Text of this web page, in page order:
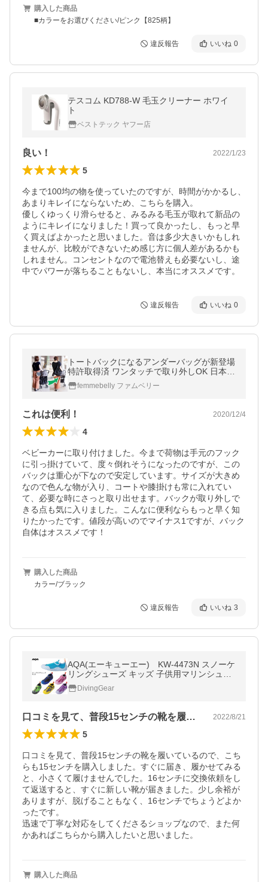
購入した商品
■カラーをお選びください/ピンク【825柄】
違反報告 いいね 0
テスコム KD788-W 毛玉クリーナー ホワイ
ト
ベストテック ヤフー店
良い！ 2022/1/23
5
今まで100均の物を使っていたのですが、時間がかかるし、
あまりキレイにならないため、こちらを購入。
優しくゆっくり滑らせると、みるみる毛玉が取れて新品の
ようにキレイになりました！買って良かったし、もっと早
く買えばよかったと思いました。音は多少大きいかもしれ
ませんが、比較ができないため感じ方に個人差があるかも
しれません。コンセントなので電池替えも必要ないし、途
中でパワーが落ちることもないし、本当にオススメです。
違反報告 いいね 0
トートバックになるアンダーバッグが新登場
特許取得済 ワンタッチで取り外しOK 日本製
ベビーカーアンダーバッグ 大容量 撥水
femmebelly ファムベリー
これは便利！ 2020/12/4
4
ベビーカーに取り付けました。今まで荷物は手元のフック
に引っ掛けていて、度々倒れそうになったのですが、この
バックは重心が下なので安定しています。サイズが大きめ
なので色んな物が入り、コートや膝掛けも常に入れてい
て、必要な時にさっと取り出せます。バックが取り外しで
きる点も気に入りました。こんなに便利ならもっと早く知
りたかったです。値段が高いのでマイナス1ですが、バック
自体はオススメです！
購入した商品
カラー/ブラック
違反報告 いいね 3
AQA(エーキューエー) KW-4473N スノーケ
リングシューズ キッズ 子供用マリンシュー
ズ スノーケリング 海水浴 磯遊び 潮干狩り
マリンレジャーにおススメ
DivingGear
口コミを見て、普段15センチの靴を履い… 2022/8/21
5
口コミを見て、普段15センチの靴を履いているので、こち
らも15センチを購入しました。すぐに届き、履かせてみる
と、小さくて履けませんでした。16センチに交換依頼をし
て返送すると、すぐに新しい靴が届きました。少し余裕が
ありますが、脱げることもなく、16センチでちょうどよか
ったです。
迅速で丁寧な対応をしてくださるショップなので、また何
かあればこちらから購入したいと思いました。
購入した商品